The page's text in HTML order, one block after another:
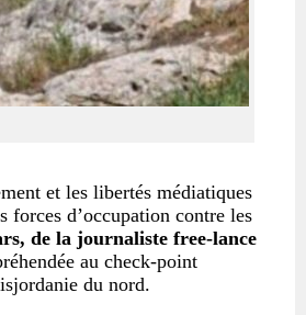
et les libertés médiatiques
forces d’occupation contre les
de la journaliste free-lance
au check-point
du nord.